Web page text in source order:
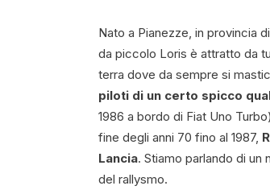
Nato a Pianezze, in provincia
da piccolo Loris è attratto da
terra dove da sempre si
piloti di un certo spicco
1986 a bordo di Fiat Uno Turbo)
fine degli anni 70 fino al 1987,
Lancia. Stiamo parlando di un
del rallysmo.